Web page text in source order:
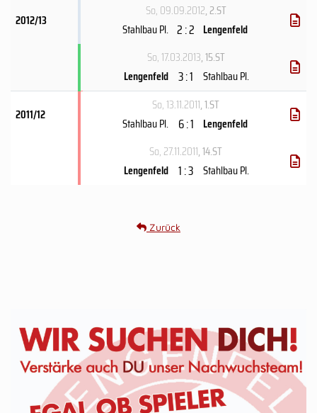
2012/13
So, 09.09.2012, 2.ST
Stahlbau Pl. 2 : 2 Lengenfeld
So, 17.03.2013, 15.ST
Lengenfeld 3 : 1 Stahlbau Pl.
2011/12
So, 13.11.2011, 1.ST
Stahlbau Pl. 6 : 1 Lengenfeld
So, 27.11.2011, 14.ST
Lengenfeld 1 : 3 Stahlbau Pl.
Zurück